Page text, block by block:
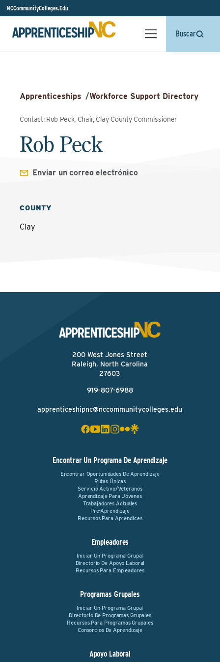
NCCommunityColleges.Edu
Buscar
Apprenticeships /Workforce Support Directory
Contact: Rob Peck, Chair, Clay County Commissioner
Rob Peck
Enviar un correo electrónico
COUNTY
Clay
200 West Jones Street
Raleigh, North Carolina
27603
919-807-6988
apprenticeshipnc@nccommunitycolleges.edu
Encontrar Un Programa De Aprendizaje
Encontrar Oportunidades De Aprendizaje
Rutas Únicas
Servicio Activo/Veteranos
Aprendizaje Para Jóvenes
Trabajadores Actuales
Pre-Aprendizaje
Recursos Para Aprendices
Empleadores
Iniciar Un Programa Grupal
Directorio De Apoyo Laboral
Recursos Para Empleadores
Programas Grupales
Iniciar Un Programa Grupal
Directorio De Programas Grupales
Recursos Para Programas Grupales
Consorcios De Aprendizaje
Apoyo Laboral